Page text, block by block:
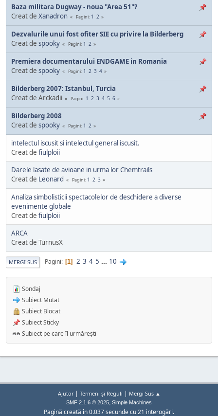
Baza militara Dugway - noua "Area 51"?
Creat de Xanadron Pagini 1 2
Dezvalurile unui fost ofiter SIE cu privire la Bilderberg
Creat de spooky Pagini 1 2
Premiera documentarului ENDGAME in Romania
Creat de spooky Pagini 1 2 3 4
Bilderberg 2007: Istanbul, Turcia
Creat de Arckadii
Pagini 1 2 3 4 5 6
Bilderberg 2008
Creat de spooky Pagini 1 2
intelectul iscusit si intelectul general iscusit.
Creat de fiulploii
Darele lasate de avioane in urma lor Chemtrails
Creat de Leonard Pagini 1 2 3
Analiza simbolisticii spectacolelor de deschidere a diverse
evenimente globale
Creat de fiulploii
ARCA
Creat de TurnusX
MERGI SUS Pagini 1 2 3 4 5 ... 10
Sondaj
Subiect Mutat
Subiect Blocat
Subiect Sticky
Subiect pe care îl urmărești
Ajutor| Termeni și Reguli | Mergi Sus ▲
SMF 2.1.6 © 2025, Simple Machines
Pagină creată în 0.037 secunde cu 21 interogări.